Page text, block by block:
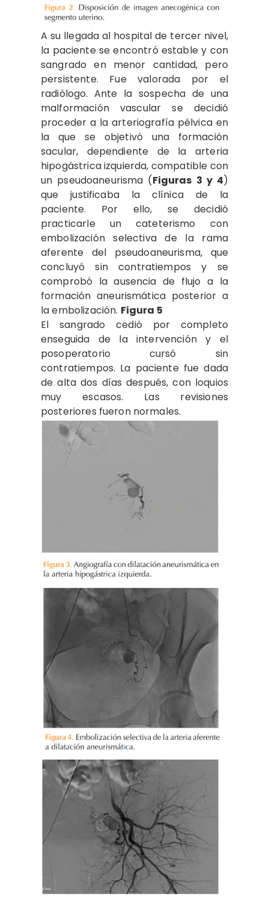
A su llegada al hospital de tercer nivel,
la paciente se encontró estable y con
sangrado en menor cantidad, pero
persistente. Fue valorada por el
radiólogo. Ante la sospecha de una
malformación vascular se decidió
proceder a la arteriografía pélvica en
la que se objetivó una formación
sacular, dependiente de la arteria
hipogástrica izquierda, compatible con
un pseudoaneurisma (Figuras 3 y 4)
que justificaba la clínica de la
paciente. Por ello, se decidió
practicarle un cateterismo con
embolización selectiva de la rama
aferente del pseudoaneurisma, que
concluyó sin contratiempos y se
comprobó la ausencia de flujo a la
formación aneurismática posterior a
la embolización. Figura 5
El sangrado cedió por completo
enseguida de la intervención y el
posoperatorio cursó sin
contratiempos. La paciente fue dada
de alta dos días después, con loquios
muy escasos. Las revisiones
posteriores fueron normales.